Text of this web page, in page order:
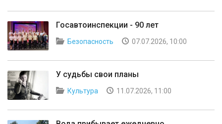
Госавтоинспекции - 90 лет
Безопасность 07.07.2026, 10:00
У судьбы свои планы
Культура 11.07.2026, 11:00